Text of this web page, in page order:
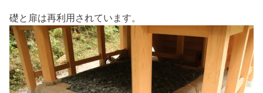
礎と扉は再利用されています。